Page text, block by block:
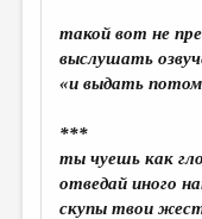
РЕЦЕНЗИРОВАНИЕ
ЦИКЛЫ
такой вот не
выслушать
«и выдать потом
***
ты чуешь как
отведай иного
скупы твои